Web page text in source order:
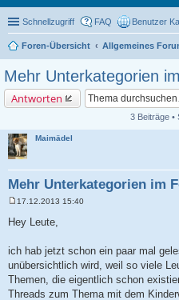
Schnellzugriff FAQ Benutzer
Foren-Übersicht Allgemeines
Mehr Unterkategorien
Antworten
3 Beiträge •
Maimädel
Mehr Unterkategorien im
i
r
a
g
17.12.2013 15:40
Hey Leute,
ich hab jetzt schon ein paar mal
unübersichtlich wird, weil so viele
Themen, die eigentlich schon
Threads zum Thema mit dem